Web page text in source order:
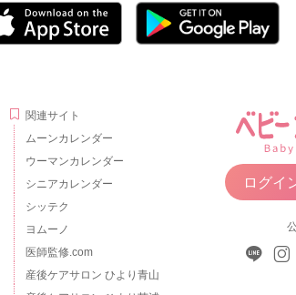
関連サイト
ムーンカレンダー
ウーマンカレンダー
シニアカレンダー
シッテク
ヨムーノ
医師監修.com
産後ケアサロン ひより青山
ログイ